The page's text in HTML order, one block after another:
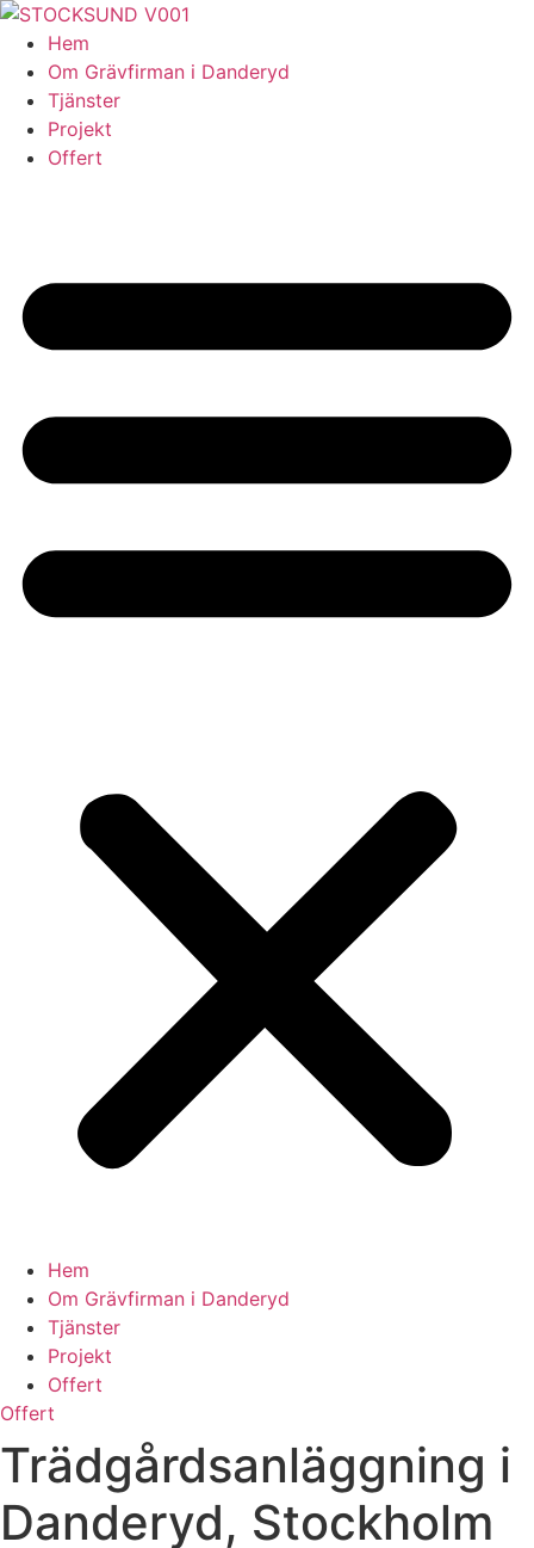
Skip
content
Hem
Om Grävfirman i Danderyd
Tjänster
Projekt
Offert
Hem
Om Grävfirman i Danderyd
Tjänster
Projekt
Offert
Offert
Trädgårdsanläggning i
Danderyd, Stockholm